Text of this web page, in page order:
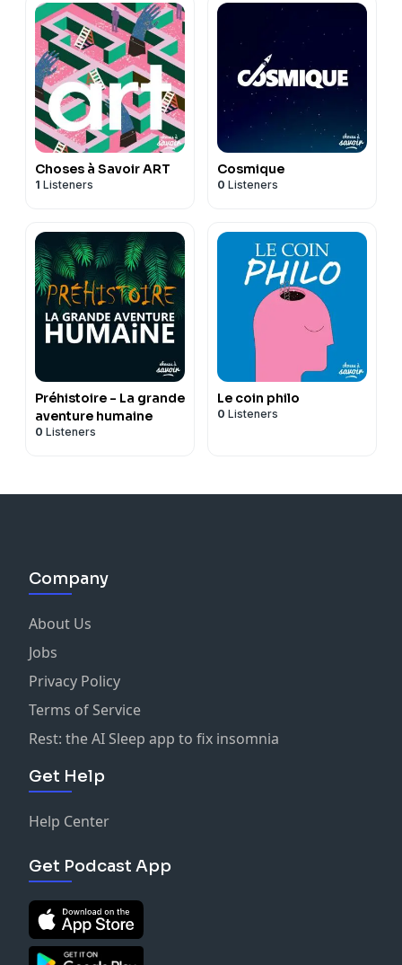
Choses à Savoir ART
1 Listeners
Cosmique
0 Listeners
Préhistoire - La grande
aventure humaine
0 Listeners
Le coin philo
0 Listeners
Company
About Us
Jobs
Privacy Policy
Terms of Service
Rest: the AI Sleep app to fix insomnia
Get Help
Help Center
Get Podcast App